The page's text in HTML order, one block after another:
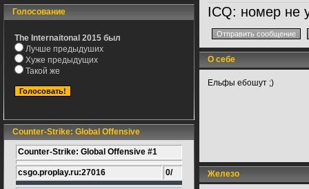
Голосование
The Internaitonal 2015 был
Лучше предыдуших
Хуже предыдущих
Такой же
Counter-Strike: Global Offensive
Counter-Strike: Global Offensive #1
csgo.proplay.ru:27016 0/
ICQ: номер не
О себе
Ельфы ебошут ;)
Железо